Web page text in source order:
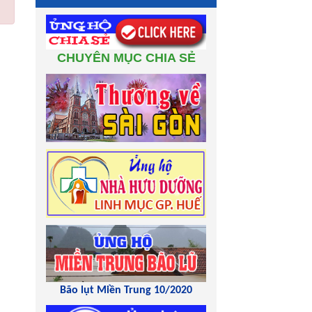
CHUYÊN MỤC CHIA SẺ
Bão lụt Miền Trung 10/2020